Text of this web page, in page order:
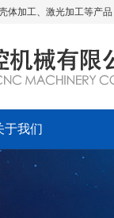
体加工、激光加工等产
于我们